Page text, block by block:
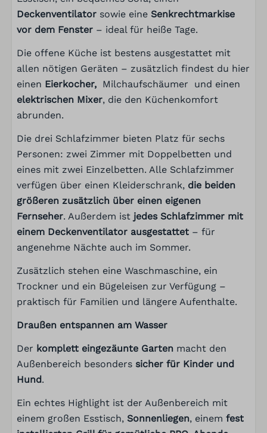
Garten
Veranda
Sonnenschutz
Teilweise umzäunter Garten
Gartenmöbel
Liegestühle
BBQ
Parken: 2
Badezimmer
Dusche
Handtücher
Badewanne
Toilette
Spülbecken: 2
Bäder: 1
Küche
Backofen
Schilder
Kessel
Kühlschrank
Mikrowelle
Deckenventilator sowie eine Senkrechtmarkise
vor dem Fenster – ideal für heiße Tage.
Die offene Küche ist bestens ausgestattet mit
allen nötigen Geräten – zusätzlich findest du hier
einen Eierkocher, Milchaufschäumer und einen
elektrischen Mixer, die den Küchenkomfort
abrunden.
Die drei Schlafzimmer bieten Platz für sechs
Personen: zwei Zimmer mit Doppelbetten und
eines mit zwei Einzelbetten. Alle Schlafzimmer
verfügen über einen Kleiderschrank, die beiden
größeren zusätzlich über einen eigenen
Fernseher. Außerdem ist jedes Schlafzimmer mit
einem Deckenventilator ausgestattet – für
angenehme Nächte auch im Sommer.
Zusätzlich stehen eine Waschmaschine, ein
Trockner und ein Bügeleisen zur Verfügung –
praktisch für Familien und längere Aufenthalte.
Draußen entspannen am Wasser
Der komplett eingezäunte Garten macht den
Außenbereich besonders sicher für Kinder und
Hund.
Ein echtes Highlight ist der Außenbereich mit
einem großen Esstisch, Sonnenliegen, einem fest